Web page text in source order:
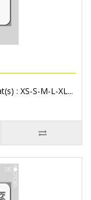
: XS-S-M-L-XL...